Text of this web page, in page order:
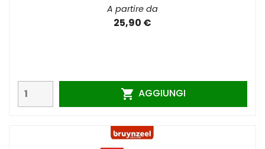
A partire da
25,90 €
 AGGIUNGI